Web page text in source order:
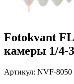
Fotokvant
камеры 1/4-
Артикул: NVF-8050